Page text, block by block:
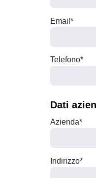
Email*
Telefono*
Dati
Azienda*
Indirizzo*